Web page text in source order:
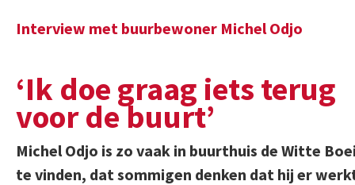
Interview met buurbewoner Michel Odjo
‘Ik doe graag iets terug
voor de buurt’
Michel Odjo is zo vaak in buurthuis de Witte
te vinden, dat sommigen denken dat hij er